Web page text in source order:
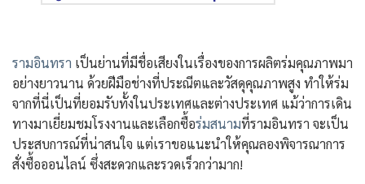
รามอินทรา เป็นย่านที่มีชื่อเสียงในเรื่องของการผลิตร่มคุณภาพมา
อย่างยาวนาน ด้วยฝีมือช่างที่ประณีตและวัสดุคุณภาพสูง ทำให้ร่ม
จากที่นี่เป็นที่ยอมรับทั้งในประเทศและต่างประเทศ แม้ว่าการเดิน
ทางมาเยี่ยมชมโรงงานและเลือกซื้อร่มสนามที่รามอินทรา จะเป็น
ประสบการณ์ที่น่าสนใจ แต่เราขอแนะนำให้คุณลองพิจารณาการ
สั่งซื้อออนไลน์ ซึ่งสะดวกและรวดเร็วกว่ามาก!